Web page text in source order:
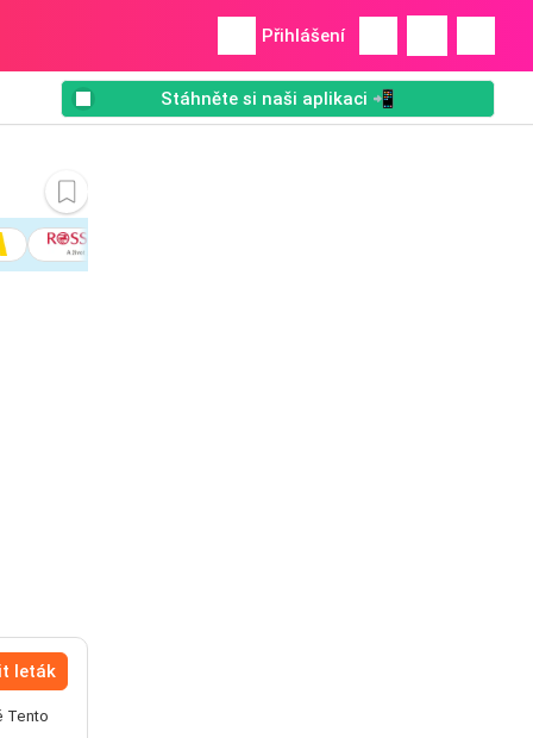
Přihlášení
Stáhněte si naši aplikaci 📲
leták
Tento